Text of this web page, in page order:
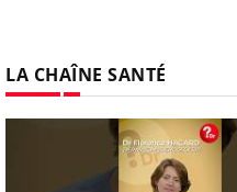
LA CHAÎNE SANTÉ